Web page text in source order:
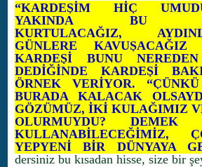
“KARDEŞİM HİÇ
YAKINDA BU
KURTULACAĞIZ,
GÜNLERE KAVUŞACAĞIZ
KARDEŞİ BUNU
DEDİĞİNDE KARDEŞİ
ÖRNEK VERİYOR.
BURADA KALACAK
GÖZÜMÜZ, İKİ KULAĞIMIZ
OLURMUYDU?
KULLANABİLECEĞİMİZ,
YEPYENİ BİR DÜNYAYA
dersiniz bu kısadan hisse, size bir